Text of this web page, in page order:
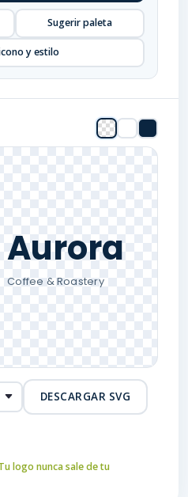
Sugerir paleta
y estilo
Aurora
Coffee & Roastery
DESCARGAR SVG
logo nunca sale de tu